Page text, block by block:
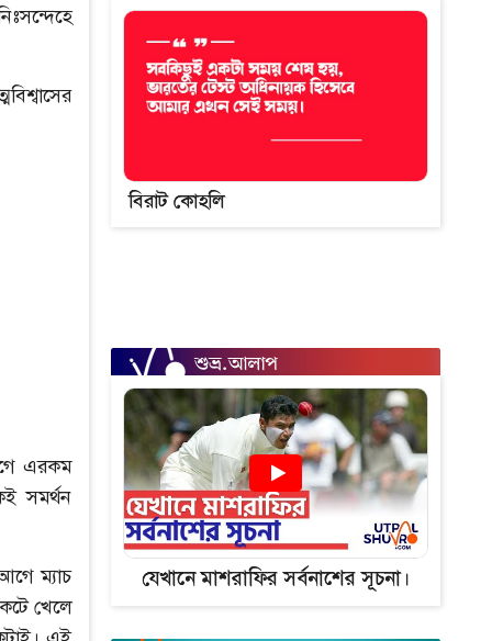
এরকম
সমর্থন
ম্যাচ
খেলে
বিরাট কোহলি
যেখানে মাশরাফির সর্বনাশের সূচনা।